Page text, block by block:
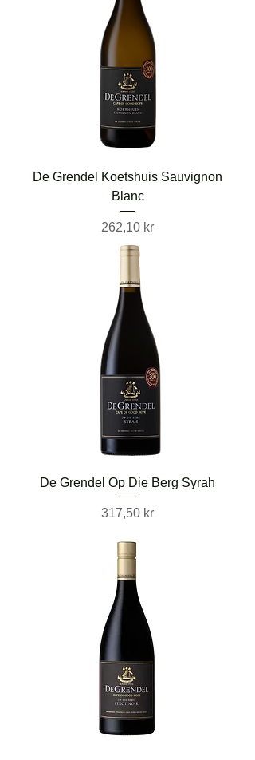
De Grendel Koetshuis Sauvignon
Blanc
Pris
262,10 kr
De Grendel Op Die Berg Syrah
Pris
317,50 kr